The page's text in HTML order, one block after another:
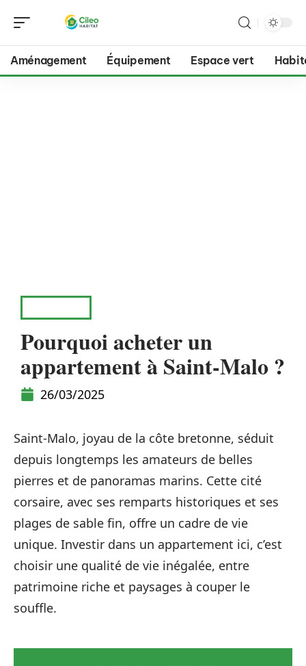
Aménagement Équipement Espace vert
Pourquoi acheter un
appartement à Saint-Malo ?
26/03/2025
Saint-Malo, joyau de la côte bretonne, séduit
depuis longtemps les amateurs de belles
pierres et de panoramas marins. Cette cité
corsaire, avec ses remparts historiques et ses
plages de sable fin, offre un cadre de vie
unique. Investir dans un appartement ici, c’est
choisir une qualité de vie inégalée, entre
patrimoine riche et paysages à couper le
souffle.